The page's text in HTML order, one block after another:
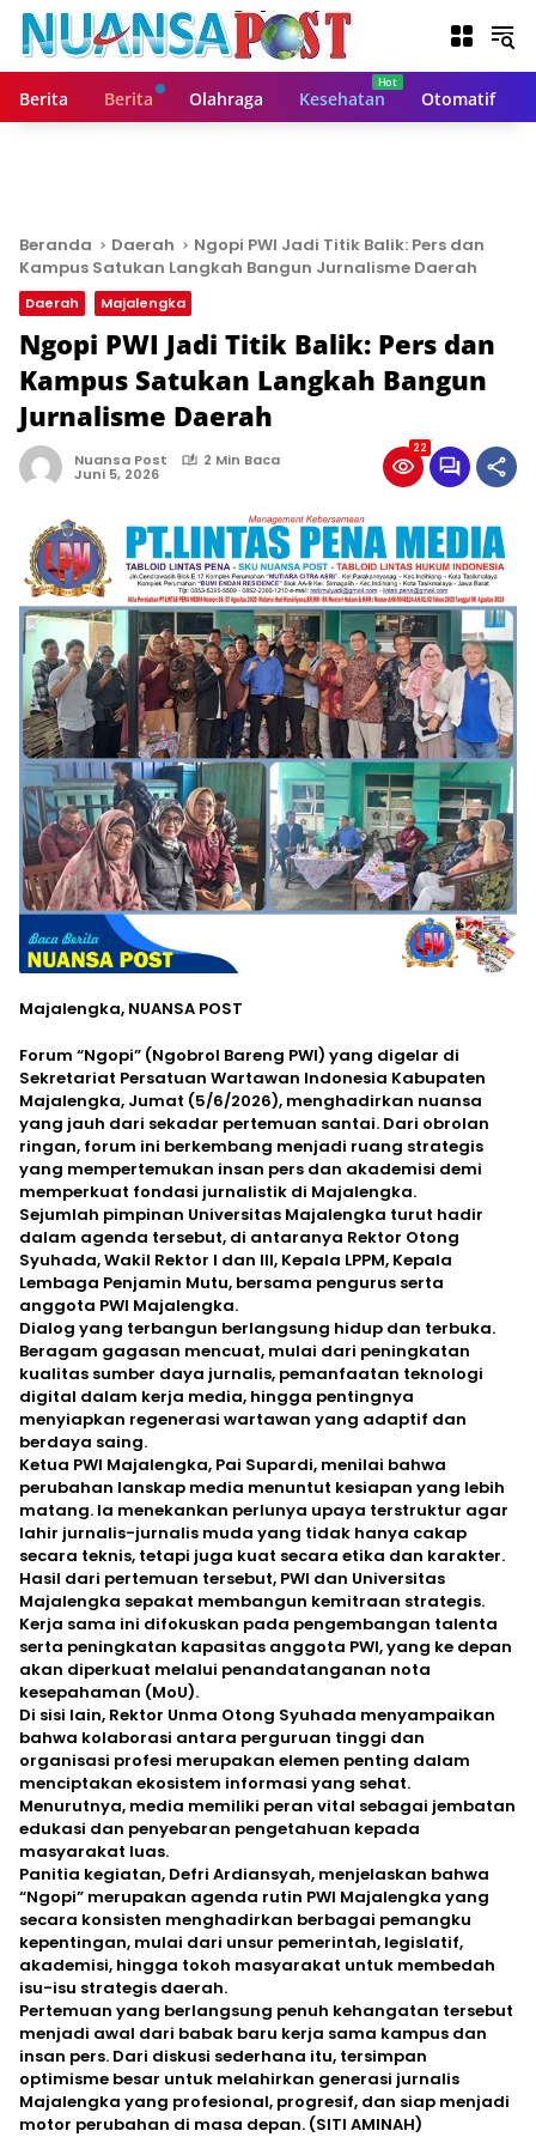
Berita Berita Olahraga Kesehatan Otomatif
Beranda Daerah
Ngopi PWI Jadi Titik Balik: Pers dan
Kampus Satukan Langkah Bangun Jurnalisme Daerah
Daerah Majalengka
Ngopi PWI Jadi Titik Balik: Pers dan
Kampus Satukan Langkah Bangun
Jurnalisme Daerah
Nuansa Post 2 Min Baca
Juni 5, 2026
22
‎Majalengka, NUANSA POST
Forum “Ngopi” (Ngobrol Bareng PWI) yang digelar di
Sekretariat Persatuan Wartawan Indonesia Kabupaten
Majalengka, Jumat (5/6/2026), menghadirkan nuansa
yang jauh dari sekadar pertemuan santai. Dari obrolan
ringan, forum ini berkembang menjadi ruang strategis
yang mempertemukan insan pers dan akademisi demi
memperkuat fondasi jurnalistik di Majalengka.
‎Sejumlah pimpinan Universitas Majalengka turut hadir
dalam agenda tersebut, di antaranya Rektor Otong
Syuhada, Wakil Rektor I dan III, Kepala LPPM, Kepala
Lembaga Penjamin Mutu, bersama pengurus serta
anggota PWI Majalengka.
‎Dialog yang terbangun berlangsung hidup dan terbuka.
Beragam gagasan mencuat, mulai dari peningkatan
kualitas sumber daya jurnalis, pemanfaatan teknologi
digital dalam kerja media, hingga pentingnya
menyiapkan regenerasi wartawan yang adaptif dan
berdaya saing.
‎Ketua PWI Majalengka, Pai Supardi, menilai bahwa
perubahan lanskap media menuntut kesiapan yang lebih
matang. Ia menekankan perlunya upaya terstruktur agar
lahir jurnalis-jurnalis muda yang tidak hanya cakap
secara teknis, tetapi juga kuat secara etika dan karakter.
‎Hasil dari pertemuan tersebut, PWI dan Universitas
Majalengka sepakat membangun kemitraan strategis.
Kerja sama ini difokuskan pada pengembangan talenta
serta peningkatan kapasitas anggota PWI, yang ke depan
akan diperkuat melalui penandatanganan nota
kesepahaman (MoU).
‎Di sisi lain, Rektor Unma Otong Syuhada menyampaikan
bahwa kolaborasi antara perguruan tinggi dan
organisasi profesi merupakan elemen penting dalam
menciptakan ekosistem informasi yang sehat.
Menurutnya, media memiliki peran vital sebagai jembatan
edukasi dan penyebaran pengetahuan kepada
masyarakat luas.
‎Panitia kegiatan, Defri Ardiansyah, menjelaskan bahwa
“Ngopi” merupakan agenda rutin PWI Majalengka yang
secara konsisten menghadirkan berbagai pemangku
kepentingan, mulai dari unsur pemerintah, legislatif,
akademisi, hingga tokoh masyarakat untuk membedah
isu-isu strategis daerah.
‎Pertemuan yang berlangsung penuh kehangatan tersebut
menjadi awal dari babak baru kerja sama kampus dan
insan pers. Dari diskusi sederhana itu, tersimpan
optimisme besar untuk melahirkan generasi jurnalis
Majalengka yang profesional, progresif, dan siap menjadi
motor perubahan di masa depan. (SITI AMINAH)